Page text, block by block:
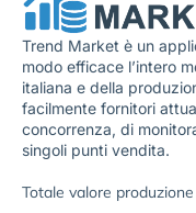
Trend Market è un
modo efficace l’intero
italiana e della
facilmente fornitori
concorrenza, di
singoli punti vendita.
Totale valore produzione